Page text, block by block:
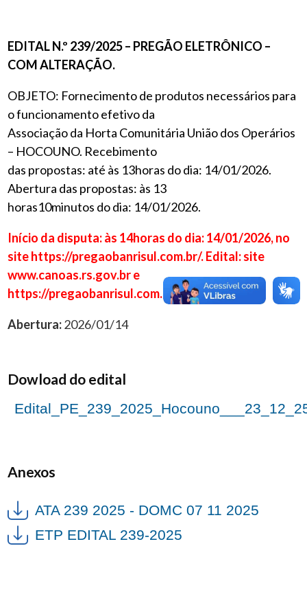
EDITAL N.º 239/2025 – PREGÃO ELETRÔNICO –
COM ALTERAÇÃO.
OBJETO: Fornecimento de produtos necessários para
o funcionamento efetivo da
Associação da Horta Comunitária União dos Operários
– HOCOUNO. Recebimento
das propostas: até às 13horas do dia: 14/01/2026.
Abertura das propostas: às 13
horas10minutos do dia: 14/01/2026.
Início da disputa: às 14horas do dia: 14/01/2026, no
site https://pregaobanrisul.com.br/. Edital: site
www.canoas.rs.gov.br e
https://pregaobanrisul.com.br/.
Abertura:2026/01/14
Dowload do edital
Anexos
ATA 239 2025 - DOMC 07 11 2025
ETP EDITAL 239-2025